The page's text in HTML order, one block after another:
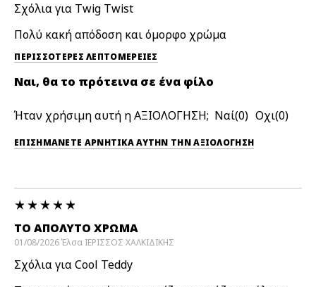
Σχόλια για Twig Twist
Πολύ κακή απόδοση και όμορφο χρώμα
ΠΕΡΙΣΣΌΤΕΡΕΣ ΛΕΠΤΟΜΈΡΕΙΕΣ
Ναι, θα το πρότεινα σε ένα φίλο
Ήταν χρήσιμη αυτή η ΑΞΙΟΛΟΓΗΣΗ; 0 0
ΕΠΙΣΗΜΆΝΕΤΕ ΑΡΝΗΤΙΚΆ ΑΥΤΉΝ ΤΗΝ ΑΞΙΟΛΟΓΗΣΗ
ΤΟ ΑΠΌΛΥΤΟ ΧΡΏΜΑ
01/08/2026Έλσα ΙΕΡΙΣΣΟΣ ΧΑΛΚΙΔΙΚΗΣ
Σχόλια για Cool Teddy